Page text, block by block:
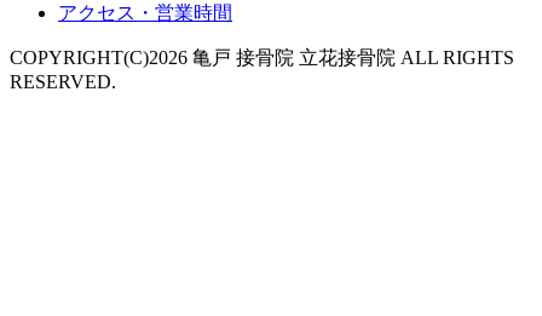
アクセス・営業時間
COPYRIGHT(C)2026 亀戸 接骨院 立花接骨院 ALL RIGHTS
RESERVED.